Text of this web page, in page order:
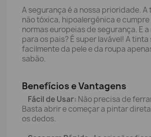
A segurança é a nossa prioridade. A
não tóxica, hipoalergénica e
normas europeias de segurança. E
para os pais? É super lavável! A tinta
facilmente da pele e da roupa
sabão.
Benefícios e Vantagens
Fácil de Usar: Não precisa de
Basta abrir e começar a pintar
os dedos.